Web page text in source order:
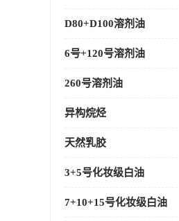
D80+D100溶剂油
6号+120号溶剂油
260号溶剂油
异构烷烃
天然乳胶
3+5号化妆级白油
7+10+15号化妆级白油